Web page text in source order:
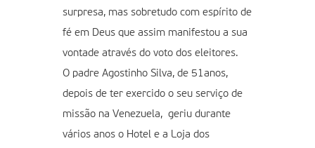
surpresa, mas sobretudo com espírito de
fé em Deus que assim manifestou a sua
vontade através do voto dos eleitores.
O padre Agostinho Silva, de 51anos,
depois de ter exercido o seu serviço de
missão na Venezuela, geriu durante
vários anos o Hotel e a Loja dos